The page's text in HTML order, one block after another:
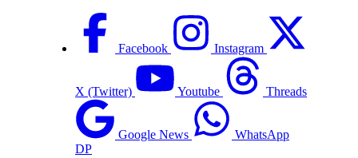
Facebook Instagram
X (Twitter) Youtube Threads
Google News
WhatsApp
DP